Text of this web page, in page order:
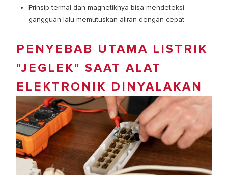
Prinsip termal dan magnetiknya bisa mendeteksi
gangguan lalu memutuskan aliran dengan cepat.
PENYEBAB UTAMA LISTRIK
"JEGLEK" SAAT ALAT
ELEKTRONIK DINYALAKAN